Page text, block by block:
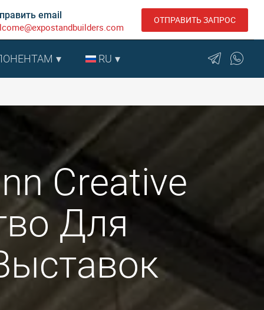
email ОТПРАВИТЬ ЗАПРОС
RU
Creative
Для